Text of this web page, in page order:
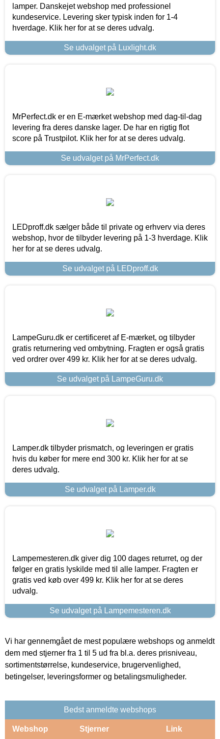
lamper. Danskejet webshop med professionel
kundeservice. Levering sker typisk inden for 1-4
hverdage. Klik her for at se deres udvalg.
Se udvalget på Luxlight.dk
MrPerfect.dk er en E-mærket webshop med dag-til-dag
levering fra deres danske lager. De har en rigtig flot
score på Trustpilot. Klik her for at se deres udvalg.
Se udvalget på MrPerfect.dk
LEDproff.dk sælger både til private og erhverv via deres
webshop, hvor de tilbyder levering på 1-3 hverdage. Klik
her for at se deres udvalg.
Se udvalget på LEDproff.dk
LampeGuru.dk er certificeret af E-mærket, og tilbyder
gratis returnering ved ombytning. Fragten er også gratis
ved ordrer over 499 kr. Klik her for at se deres udvalg.
Se udvalget på LampeGuru.dk
Lamper.dk tilbyder prismatch, og leveringen er gratis
hvis du køber for mere end 300 kr. Klik her for at se
deres udvalg.
Se udvalget på Lamper.dk
Lampemesteren.dk giver dig 100 dages returret, og der
følger en gratis lyskilde med til alle lamper. Fragten er
gratis ved køb over 499 kr. Klik her for at se deres
udvalg.
Se udvalget på Lampemesteren.dk
Vi har gennemgået de mest populære webshops og anmeldt
dem med stjerner fra 1 til 5 ud fra bl.a. deres prisniveau,
sortimentstørrelse, kundeservice, brugervenlighed,
betingelser, leveringsformer og betalingsmuligheder.
Bedst anmeldte webshops
Webshop Stjerner Link